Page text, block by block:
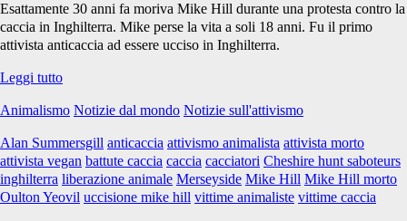
Esattamente 30 anni fa moriva Mike Hill durante una protesta contro la
caccia in Inghilterra. Mike perse la vita a soli 18 anni. Fu il primo
attivista anticaccia ad essere ucciso in Inghilterra.
Leggi tutto30
fa
Mike
Hill
Animalismo Notizie dal mondo Notizie sull'attivismo
Alan Summersgill anticaccia attivismo animalista attivista morto
attivista vegan battute caccia caccia cacciatori Cheshire hunt saboteurs
inghilterra liberazione animale Merseyside Mike Hill Mike Hill morto
Oulton Yeovil uccisione mike hill vittime animaliste vittime caccia